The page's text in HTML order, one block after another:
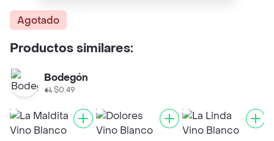
Agotado
Productos similares:
Bodegón
$0.49